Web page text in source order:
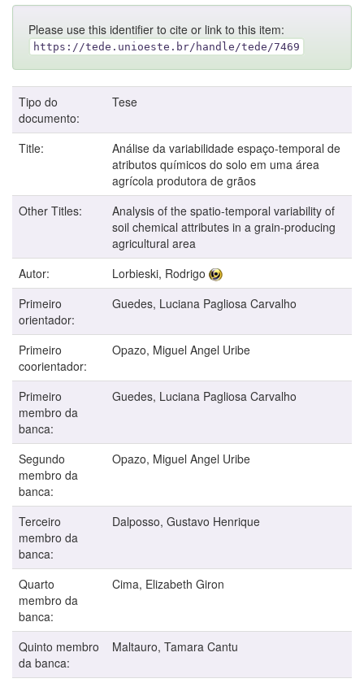
Please use this identifier to cite or link to this item:
https://tede.unioeste.br/handle/tede/7469
Tipo do
documento:
Tese
Title:
Análise da variabilidade espaço-temporal de
atributos químicos do solo em uma área
agrícola produtora de grãos
Other Titles:
Analysis of the spatio-temporal variability of
soil chemical attributes in a grain-producing
agricultural area
Autor:
Lorbieski, Rodrigo
Primeiro
orientador:
Guedes, Luciana Pagliosa Carvalho
Primeiro
coorientador:
Opazo, Miguel Angel Uribe
Primeiro
membro da
banca:
Guedes, Luciana Pagliosa Carvalho
Segundo
membro da
banca:
Opazo, Miguel Angel Uribe
Terceiro
membro da
banca:
Dalposso, Gustavo Henrique
Quarto
membro da
banca:
Cima, Elizabeth Giron
Quinto membro
da banca:
Maltauro, Tamara Cantu